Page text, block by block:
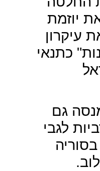
יוזמת
עיקרון
כתנאי
גם
לגבי